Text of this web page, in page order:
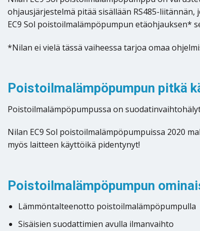
ohjausjärjestelmä pitää sisällään RS485-
EC9 Sol poistoilmalämpöpumpun etäohjauksen*
*Nilan ei vielä tässä vaiheessa tarjoa omaa
Poistoilmalämpöpumpun pitkä
Poistoilmalämpöpumpussa on
Nilan EC9 Sol poistoilmalämpöpumpuissa 2020
myös laitteen käyttöikä pidentynyt!
Poistoilmalämpöpumpun
Lämmöntalteenotto poistoilmalämpöpumpulla
Sisäisien suodattimien avulla ilmanvaihto